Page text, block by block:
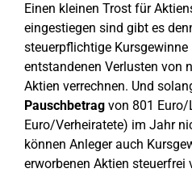
Einen kleinen Trost für
eingestiegen sind gibt es
steuerpflichtige
entstandenen Verlusten von
Aktien verrechnen. Und
Pauschbetrag von 801
Euro/Verheiratete) im Jahr
können Anleger auch
erworbenen Aktien steuerfrei